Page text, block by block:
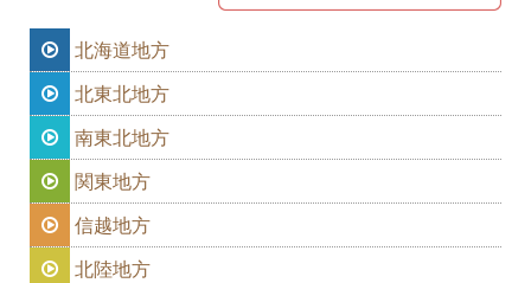
北海道地方
北東北地方
南東北地方
関東地方
信越地方
北陸地方